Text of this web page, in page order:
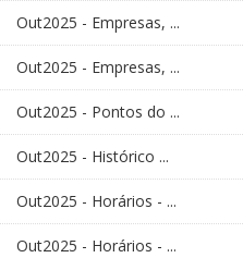
Out2025 - Empresas, ...
Out2025 - Empresas, ...
Out2025 - Pontos do ...
Out2025 - Histórico ...
Out2025 - Horários - ...
Out2025 - Horários - ...